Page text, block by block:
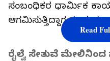
ಸಂಬಂಧಿಕರ ಧಾರ್ಮಿಕ
ಆಗಮಿಸುತ್ತಿದ್ದಾಗ ಈ
ರೈಲ್ವೆ ಸೇತುವೆ ಮೇಲಿನಿಂದ
Read